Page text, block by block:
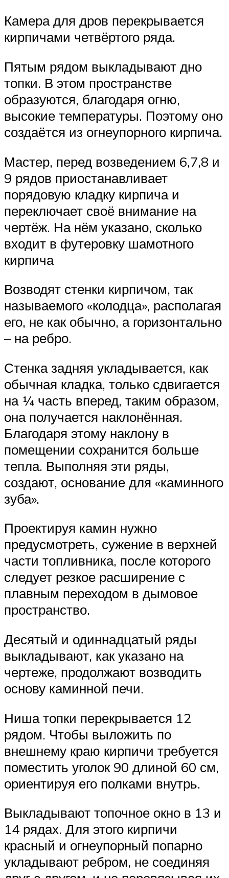
Камера для дров перекрывается
кирпичами четвёртого ряда.
Пятым рядом выкладывают дно
топки. В этом пространстве
образуются, благодаря огню,
высокие температуры. Поэтому оно
создаётся из огнеупорного кирпича.
Мастер, перед возведением 6,7,8 и
9 рядов приостанавливает
порядовую кладку кирпича и
переключает своё внимание на
чертёж. На нём указано, сколько
входит в футеровку шамотного
кирпича
Возводят стенки кирпичом, так
называемого «колодца», располагая
его, не как обычно, а горизонтально
– на ребро.
Стенка задняя укладывается, как
обычная кладка, только сдвигается
на ¼ часть вперед, таким образом,
она получается наклонённая.
Благодаря этому наклону в
помещении сохранится больше
тепла. Выполняя эти ряды,
создают, основание для «каминного
зуба».
Проектируя камин нужно
предусмотреть, сужение в верхней
части топливника, после которого
следует резкое расширение с
плавным переходом в дымовое
пространство.
Десятый и одиннадцатый ряды
выкладывают, как указано на
чертеже, продолжают возводить
основу каминной печи.
Ниша топки перекрывается 12
рядом. Чтобы выложить по
внешнему краю кирпичи требуется
поместить уголок 90 длиной 60 см,
ориентируя его полками внутрь.
Выкладывают топочное окно в 13 и
14 рядах. Для этого кирпичи
красный и огнеупорный попарно
укладывают ребром, не соединяя